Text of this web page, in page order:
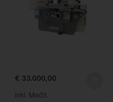
€ 33.000,00
inkl. MwSt.